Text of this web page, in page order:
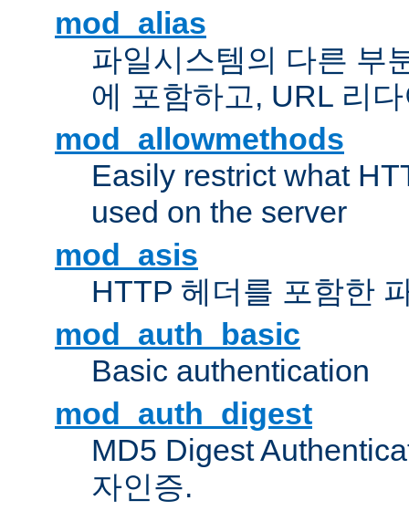
mod_alias
파일시스템의 다른 부
에 포함하고, URL 리
mod_allowmethods
Easily restrict what
used on the server
mod_asis
HTTP 헤더를 포함한
mod_auth_basic
Basic authentication
mod_auth_digest
MD5 Digest
자인증.